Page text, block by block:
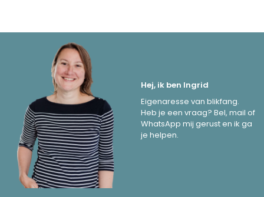
Hej, ik ben Ingrid
Eigenaresse van blikfang.
Heb je een vraag? Bel, mail of
WhatsApp mij gerust en ik ga
je helpen.